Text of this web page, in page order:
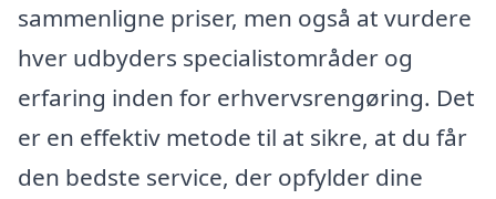
sammenligne priser, men også at vurdere
hver udbyders specialistområder og
erfaring inden for erhvervsrengøring. Det
er en effektiv metode til at sikre, at du får
den bedste service, der opfylder dine